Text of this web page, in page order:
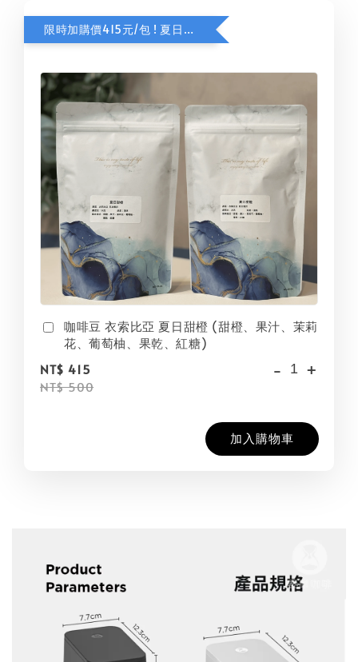
限時加購價415元/包 ! 夏日甜橙咖啡豆
咖啡豆 衣索比亞 夏日甜橙 (甜橙、果汁、茉莉
花、葡萄柚、果乾、紅糖)
NT$ 415
NT$ 500
- +
加入購物車